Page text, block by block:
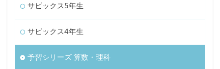
サピックス5年生
サピックス4年生
予習シリーズ 算数・理科